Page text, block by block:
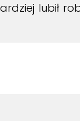
lubił